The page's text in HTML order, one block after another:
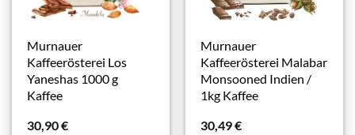
Murnauer
Kaffeerösterei Los
Yaneshas 1000 g
Kaffee
30,90€
Murnauer
Kaffeerösterei Malabar
Monsooned Indien /
1kg Kaffee
30,49€